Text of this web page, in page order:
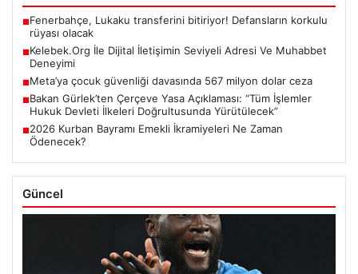
■Fenerbahçe, Lukaku transferini bitiriyor! Defansların korkulu
rüyası olacak
■Kelebek.Org İle Dijital İletişimin Seviyeli Adresi Ve Muhabbet
Deneyimi
■Meta’ya çocuk güvenliği davasında 567 milyon dolar ceza
■Bakan Gürlek’ten Çerçeve Yasa Açıklaması: “Tüm İşlemler
Hukuk Devleti İlkeleri Doğrultusunda Yürütülecek”
■2026 Kurban Bayramı Emekli İkramiyeleri Ne Zaman
Ödenecek?
Güncel